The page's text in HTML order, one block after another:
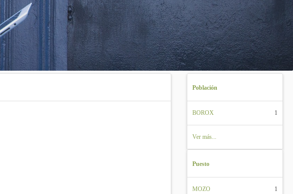
Población
BOROX 1
Ver más...
Puesto
MOZO 1